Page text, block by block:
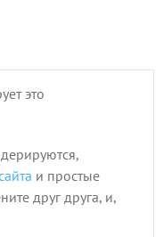
это
и простые
друг друга, и,